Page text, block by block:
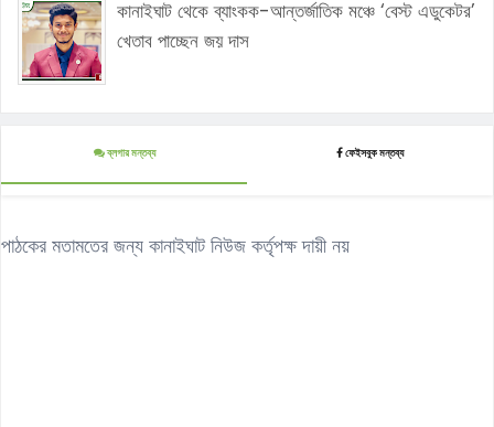
কানাইঘাট থেকে ব্যাংকক-আন্তর্জাতিক মঞ্চে ‘বেস্ট এডুকেটর’
খেতাব পাচ্ছেন জয় দাস
ব্লগার মন্তব্য ফেইসবুক মন্তব্য
পাঠকের মতামতের জন্য কানাইঘাট নিউজ কর্তৃপক্ষ দায়ী নয়